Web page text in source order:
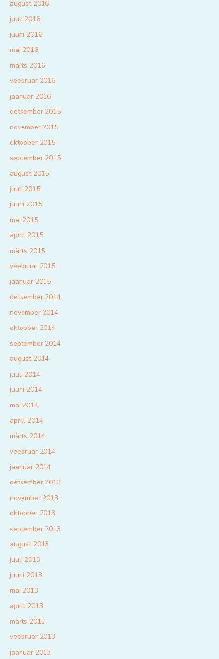
august 2016
juuli 2016
juuni 2016
mai 2016
märts 2016
veebruar 2016
jaanuar 2016
detsember 2015
november 2015
oktoober 2015
september 2015
august 2015
juuli 2015
juuni 2015
mai 2015
aprill 2015
märts 2015
veebruar 2015
jaanuar 2015
detsember 2014
november 2014
oktoober 2014
september 2014
august 2014
juuli 2014
juuni 2014
mai 2014
aprill 2014
märts 2014
veebruar 2014
jaanuar 2014
detsember 2013
november 2013
oktoober 2013
september 2013
august 2013
juuli 2013
juuni 2013
mai 2013
aprill 2013
märts 2013
veebruar 2013
jaanuar 2013